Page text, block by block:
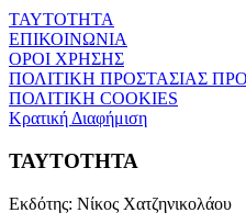
ΤΑΥΤΟΤΗΤΑ
ΕΠΙΚΟΙΝΩΝΙΑ
ΟΡΟΙ ΧΡΗΣΗΣ
ΠΟΛΙΤΙΚΗ ΠΡΟΣΤΑΣΙΑΣ
ΠΟΛΙΤΙΚΗ COOKIES
Κρατική Διαφήμιση
ΤΑΥΤΟΤΗΤΑ
Εκδότης: Νίκος Χατζηνικολάου